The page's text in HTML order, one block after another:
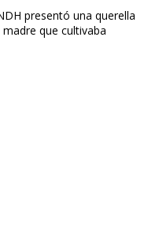
presentó una querella
que cultivaba